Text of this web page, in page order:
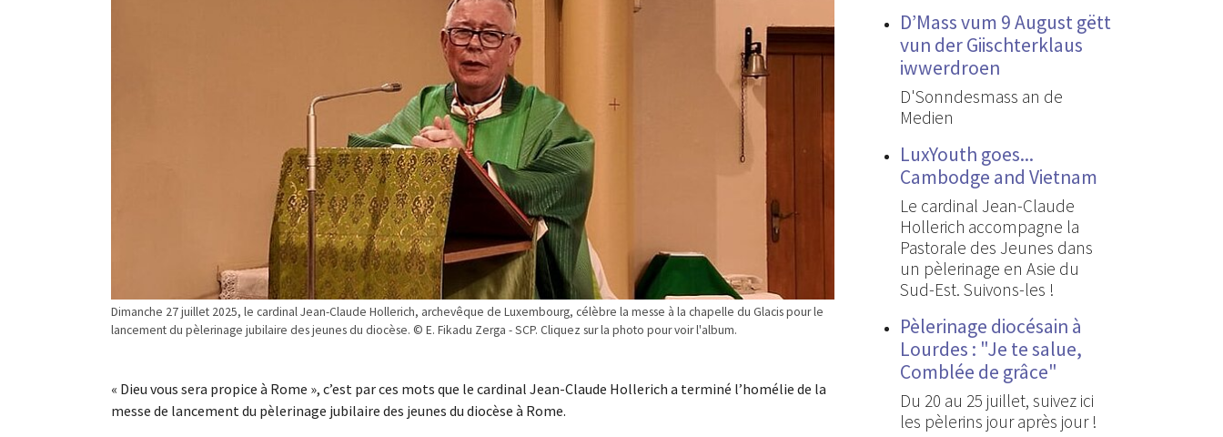
Dimanche 27 juillet 2025, le cardinal Jean-Claude Hollerich, archevêque de Luxembourg, célèbre la messe à la chapelle du Glacis pour le
lancement du pèlerinage jubilaire des jeunes du diocèse. © E. Fikadu Zerga - SCP. Cliquez sur la photo pour voir l'album.
« Dieu vous sera propice à Rome », c’est par ces mots que le cardinal Jean-Claude Hollerich a terminé l’homélie de la
messe de lancement du pèlerinage jubilaire des jeunes du diocèse à Rome.
D’Mass vum 9 August gëtt
vun der Giischterklaus
iwwerdroen
D'Sonndesmass an de
Medien
LuxYouth goes...
Cambodge and Vietnam
Le cardinal Jean-Claude
Hollerich accompagne la
Pastorale des Jeunes dans
un pèlerinage en Asie du
Sud-Est. Suivons-les !
Pèlerinage diocésain à
Lourdes : "Je te salue,
Comblée de grâce"
Du 20 au 25 juillet, suivez ici
les pèlerins jour après jour !